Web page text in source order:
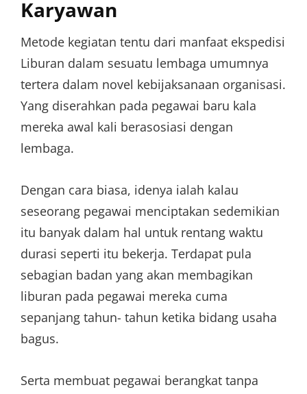
Karyawan
Metode kegiatan tentu dari manfaat ekspedisi
Liburan dalam sesuatu lembaga umumnya
tertera dalam novel kebijaksanaan organisasi.
Yang diserahkan pada pegawai baru kala
mereka awal kali berasosiasi dengan
lembaga.
Dengan cara biasa, idenya ialah kalau
seseorang pegawai menciptakan sedemikian
itu banyak dalam hal untuk rentang waktu
durasi seperti itu bekerja. Terdapat pula
sebagian badan yang akan membagikan
liburan pada pegawai mereka cuma
sepanjang tahun- tahun ketika bidang usaha
bagus.
Serta membuat pegawai berangkat tanpa